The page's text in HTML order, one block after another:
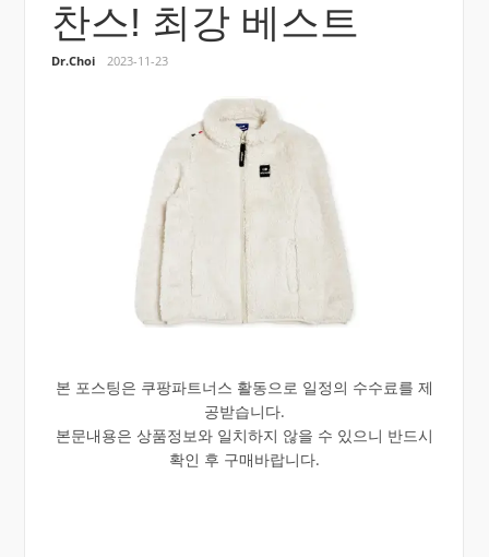
찬스! 최강 베스트
Dr.Choi 2023-11-23
본 포스팅은 쿠팡파트너스 활동으로 일정의 수수료를 제
공받습니다.
본문내용은 상품정보와 일치하지 않을 수 있으니 반드시
확인 후 구매바랍니다.